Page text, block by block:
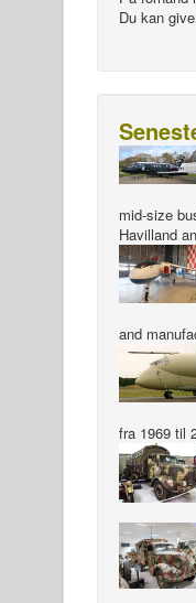
Du kan
mid-size
Havilland
and
fra 1969 til